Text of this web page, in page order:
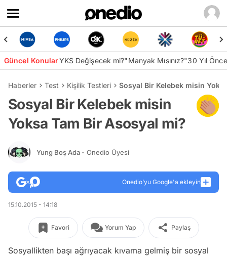
Güncel KonularYKS Değişecek mi?"Manyak Mısınız?"30 Yıl
Haberler Test Kişilik Testleri Sosyal Bir Kelebek misin
Sosyal Bir Kelebek misin
Yoksa Tam Bir Asosyal mi?
Yung Boş Ada - Onedio Üyesi
Onedio’yu Google'a ekleyin
15.10.2015 - 14:18
Favori Yorum Yap Paylaş
Sosyallikten başı ağrıyacak kıvama gelmiş bir sosyal